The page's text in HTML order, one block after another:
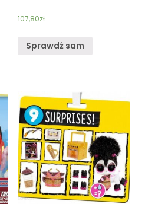
107,80zł
Sprawdź sam